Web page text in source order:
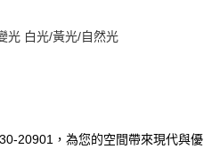
光 白光/黃光/自然光
20901，為您的空間帶來現代與優